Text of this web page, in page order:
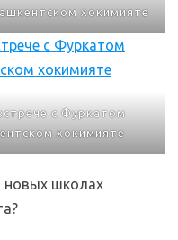
хокимияте
с Фуркатом
хокимияте
новых школах